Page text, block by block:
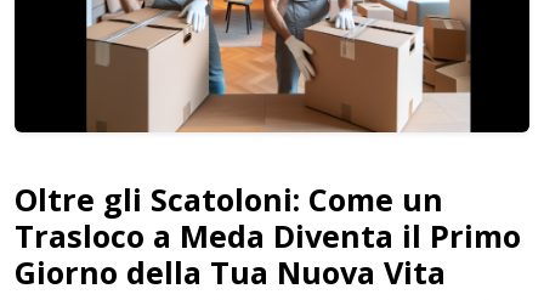
Oltre gli Scatoloni: Come un
Trasloco a Meda Diventa il Primo
Giorno della Tua Nuova Vita